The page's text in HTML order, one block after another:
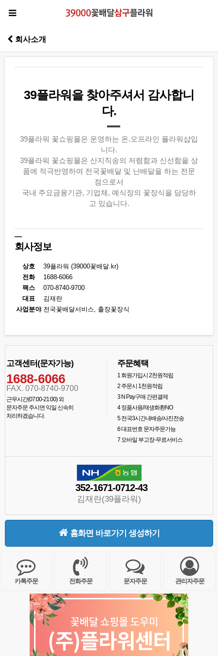
회사소개
39플라워을 찾아주셔서 감사합니
다.
39플라워 꽃쇼핑몰은 운영하는 온.오프라인 플라워샵입
니다.
39플라워 꽃쇼핑몰은 산지직송의 저렴함과 신선함을 상
품에 적극반영하여 전국꽃배달 및 난배달을 하는 전문
점으로서
국내 주요금융기관, 기업체, 예식장의 꽃장식을 담당하
고 있습니다.
회사정보
상호
39플라워 (39000꽃배달.kr)
전화
1688-6066
팩스
070-8740-9700
대표
김재란
사업분야 전국꽃배달서비스, 출장꽃장식
고객센터(문자가능)
1688-6066
FAX. 070-8740-9700
근무시간(07:00-21:00) 외
문자주문 주시면 익일 신속히
처리하겠습니다.
주문혜택
1회원가입시 2천원적립
2주문시 1천원적립
3N Pay구매 간편결제
4정품사용/재생화환NO
5전국3시간내배송/사진전송
6대표번호 문자주문가능
7모바일 부고장-무료서비스
352-1671-0712-43
김재란(39플라워)
홈화면 바로가기 생성하기
카톡주문 전화주문 문자주문 관리자주문